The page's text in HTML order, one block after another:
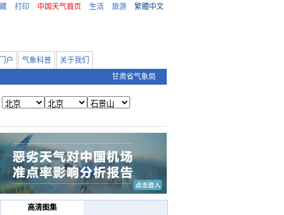
打印 中国天气首页 生活 旅游 繁體中文
户 气象科普
关于我们
甘肃省气象局
高清图集